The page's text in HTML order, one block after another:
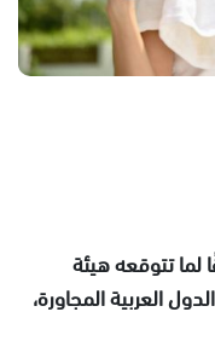
10 مايو 2025، وفقًا لما تتوقعه هيئة
العربية المجاورة،